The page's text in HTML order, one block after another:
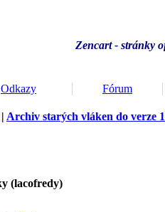
Zencart - stránky
Odkazy Fórum
| Archiv starých vláken do verze
(lacofredy)